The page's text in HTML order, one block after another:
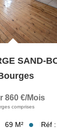
860 €/mois
comprises
69 M² Réf :